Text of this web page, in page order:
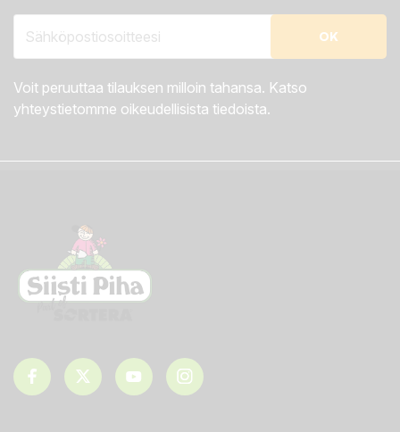
Voit peruuttaa tilauksen milloin tahansa. Katso
yhteystietomme oikeudellisista tiedoista.